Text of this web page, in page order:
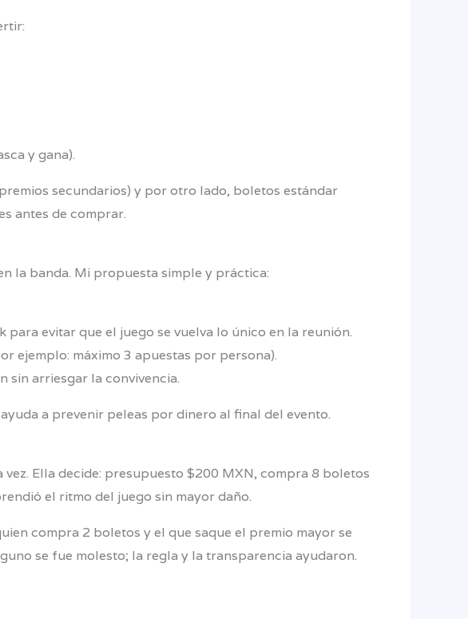
y gana).
secundarios) y por otro lado, boletos estándar
antes de comprar.
la banda. Mi propuesta simple y práctica:
evitar que el juego se vuelva lo único en la reunión.
ejemplo: máximo 3 apuestas por persona).
sin arriesgar la convivencia.
a prevenir peleas por dinero al final del evento.
Ella decide: presupuesto $200 MXN, compra 8 boletos
el ritmo del juego sin mayor daño.
compra 2 boletos y el que saque el premio mayor se
se fue molesto; la regla y la transparencia ayudaron.